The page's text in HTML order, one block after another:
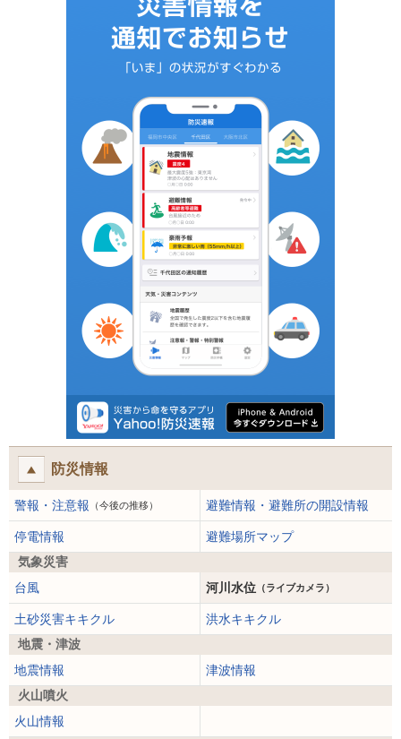
防災情報
警報・注意報 （今後の推移） 避難情報・避難所の開設情報
停電情報
避難場所マップ
気象災害
台風
河川水位 （ライブカメラ）
土砂災害キキクル
洪水キキクル
地震・津波
地震情報
津波情報
火山噴火
火山情報